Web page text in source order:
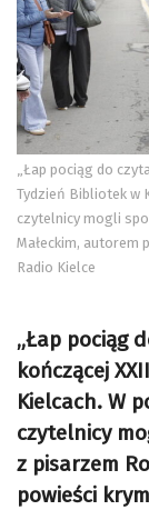
„Łap pociąg do
Tydzień Bibliotek w
czytelnicy mogli
Małeckim, autorem
Radio Kielce
„Łap pociąg
kończącej
Kielcach. W
czytelnicy
z pisarzem
powieści